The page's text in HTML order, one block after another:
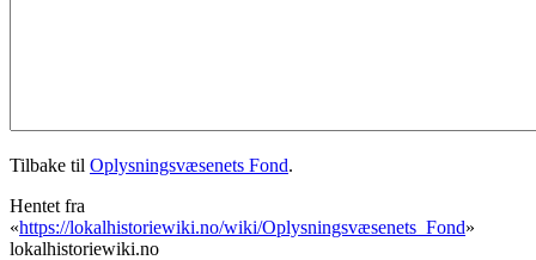
Tilbake til Oplysningsvæsenets Fond.
Hentet fra
«https://lokalhistoriewiki.no/wiki/Oplysningsvæsenets_Fond»
lokalhistoriewiki.no